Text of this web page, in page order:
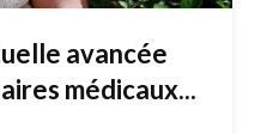
avancée
médicaux...